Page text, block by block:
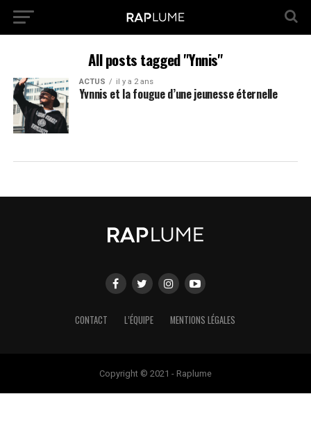
All posts tagged "Ynnis"
ACTUS il y a 2 ans
Yvnnis et la fougue d’une jeunesse éternelle
CONTACT L’ÉQUIPE MENTIONS LÉGALES
Copyright © 2021 - Raplume